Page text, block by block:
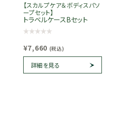
【スカルプケア＆ボディスパソ
ープセット】
トラベルケースBセット
¥7,660 (税込)
詳細を見る